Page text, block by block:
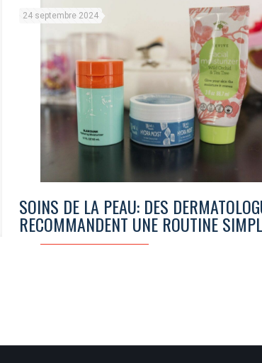
24 septembre 2024
SOINS DE LA PEAU: DES
RECOMMANDENT UNE ROUTINE